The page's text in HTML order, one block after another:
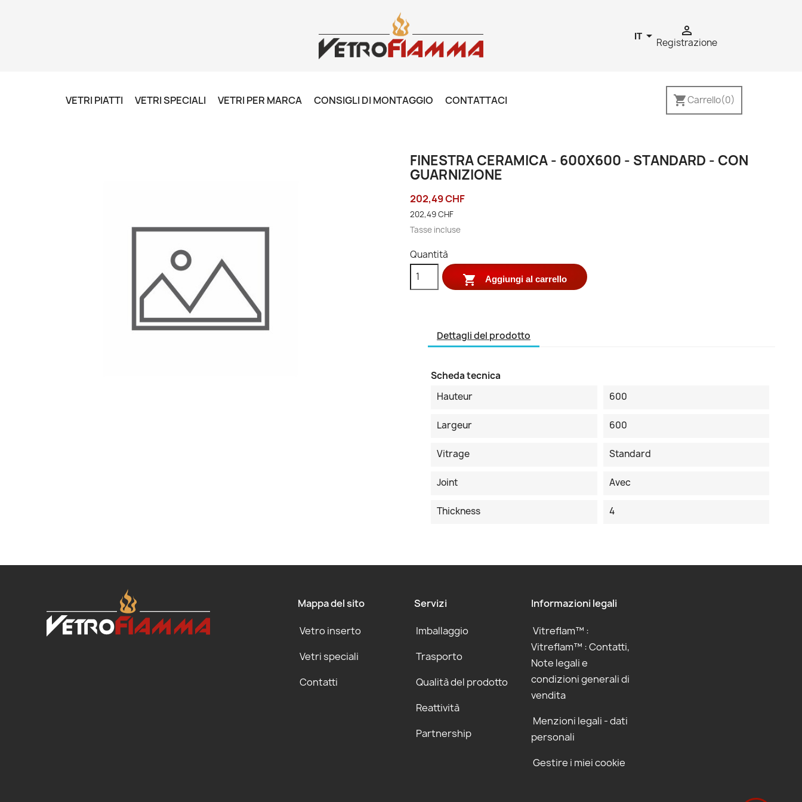
IT  
Registrazione
shopping_cartCarrello(0)
VETRI PIATTI VETRI SPECIALI VETRI PER MARCA CONSIGLI DI MONTAGGIO CONTATTACI
FINESTRA CERAMICA - 600X600 - STANDARD - CON
GUARNIZIONE
202,49 CHF
202,49 CHF
Tasse incluse
Quantità
 Aggiungi al carrello
Dettagli del prodotto
Scheda tecnica
Hauteur
600
Largeur 600
Vitrage Standard
Joint Avec
Thickness 4
Mappa del sito
Vetro inserto
Vetri speciali
Contatti
Servizi
Imballaggio
Trasporto
Qualità del prodotto
Reattività
Partnership
Informazioni legali
Vitreflam™ :
Vitreflam™ : Contatti,
Note legali e
condizioni generali di
vendita
Menzioni legali - dati
personali
Gestire i miei cookie